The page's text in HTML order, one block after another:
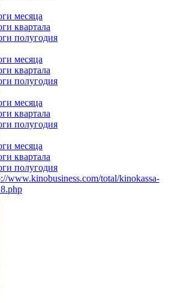
месяца
квартала
полугодия
месяца
квартала
полугодия
месяца
квартала
полугодия
месяца
квартала
полугодия
www.kinobusiness.com/total/kinokassa-